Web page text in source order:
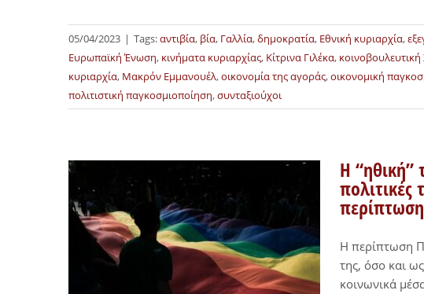
05/04/2023 | Tags:αντιβία, βία, Γαλλία,δημοκρατία, Εθνική κυριαρχία,
Ευρωπαϊκή Ένωση, κινήματα κυριαρχίας, Κίτρινα Γιλέκα,
κυριαρχία, Μακρόν Εμμανουέλ,οικονομία της αγοράς,οικονομική
πολιτιστική παγκοσμιοποίηση,συνταξιούχοι
Η “ηθική”
Η περίπτωση
της, όσο και
κοινωνικά